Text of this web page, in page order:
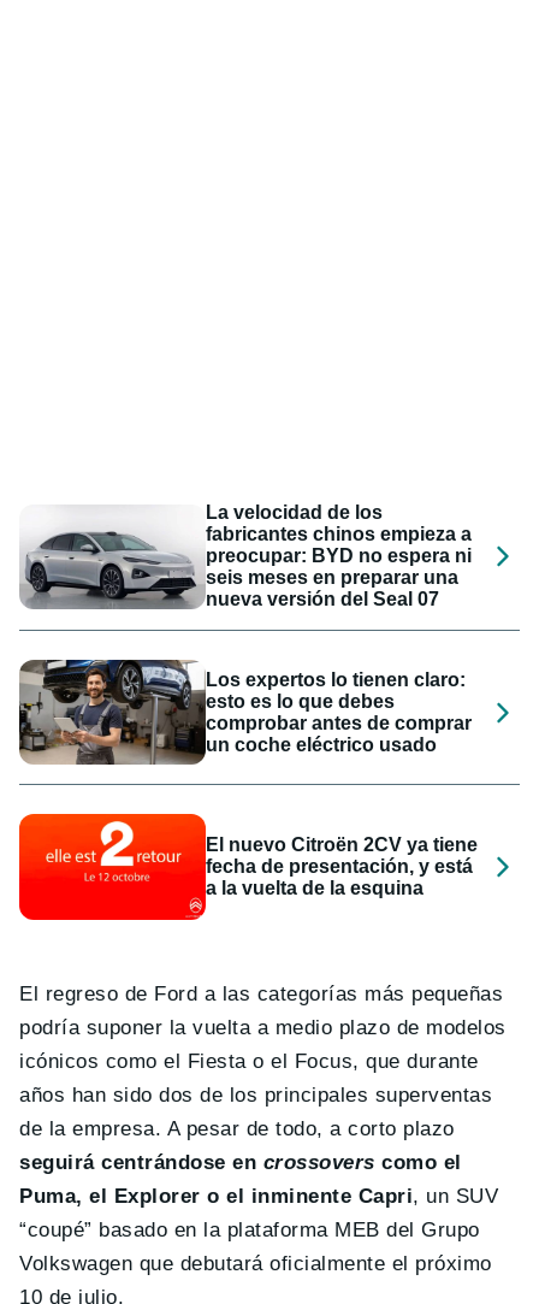
La velocidad de los
fabricantes chinos empieza a
preocupar: BYD no espera ni
seis meses en preparar una
nueva versión del Seal 07
Los expertos lo tienen claro:
esto es lo que debes
comprobar antes de comprar
un coche eléctrico usado
El nuevo Citroën 2CV ya tiene
fecha de presentación, y está
a la vuelta de la esquina
El regreso de Ford a las categorías más pequeñas
podría suponer la vuelta a medio plazo de modelos
icónicos como el Fiesta o el Focus, que durante
años han sido dos de los principales superventas
de la empresa. A pesar de todo, a corto plazo
seguirá centrándose en crossovers como el
Puma, el Explorer o el inminente Capri, un SUV
“coupé” basado en la plataforma MEB del Grupo
Volkswagen que debutará oficialmente el próximo
10 de julio.